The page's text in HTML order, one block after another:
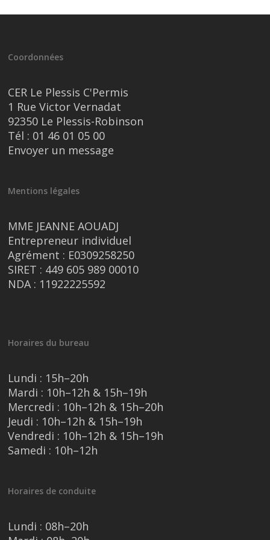
Coordonnées
CER Le Plessis C'Permis
1 Rue Victor Vernadat
92350 Le Plessis-Robinson
Tél : 01 46 01 05 00
Envoyer un message
Mentions légales
MME JEANNE AOUADJ
Entrepreneur individuel
Agrément : E0309258250
SIRET : 449 605 989 00010
NDA : 11922225592
Horaires du bureau
Lundi : 15h–20h
Mardi : 10h–12h & 15h–19h
Mercredi : 10h–12h & 15h–20h
Jeudi : 10h–12h & 15h–19h
Vendredi : 10h–12h & 15h–19h
Samedi : 10h–12h
Horaires de conduite
Lundi : 08h–20h